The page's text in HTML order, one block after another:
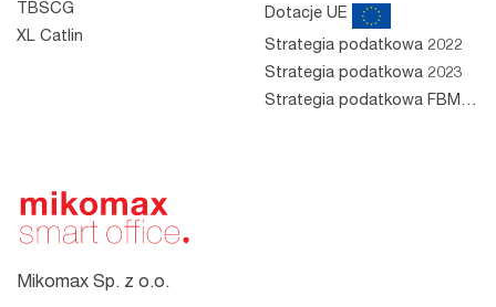
Mikomax Sp. z o.o.
TBSCG
XL Catlin
Dotacje UE
Strategia podatkowa 2022
Strategia podatkowa 2023
Strategia podatkowa FBM 2023